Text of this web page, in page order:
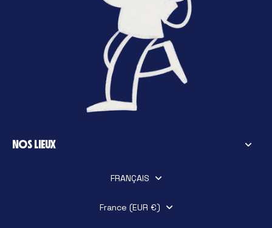
NOS LIEUX
FRANÇAIS
France (EUR €)